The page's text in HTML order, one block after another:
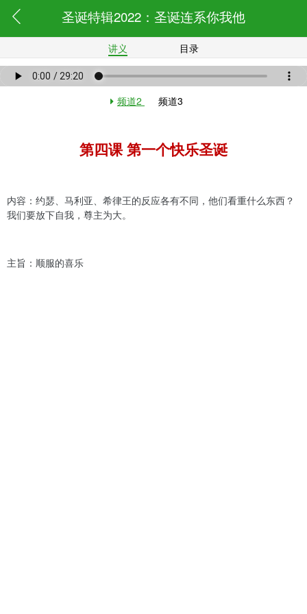
圣诞特辑2022：圣诞连系你我他
讲义 目录
频道2 频道3
第四课 第一个快乐圣诞
内容：约瑟、马利亚、希律王的反应各有不同，他们看重什么东西？
我们要放下自我，尊主为大。
主旨：顺服的喜乐